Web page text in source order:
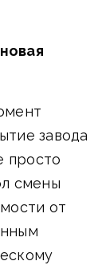
завода
просто
смены
от